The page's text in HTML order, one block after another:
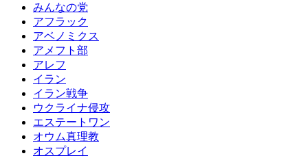
みんなの党
アフラック
アベノミクス
アメフト部
アレフ
イラン
イラン戦争
ウクライナ侵攻
エステートワン
オウム真理教
オスプレイ